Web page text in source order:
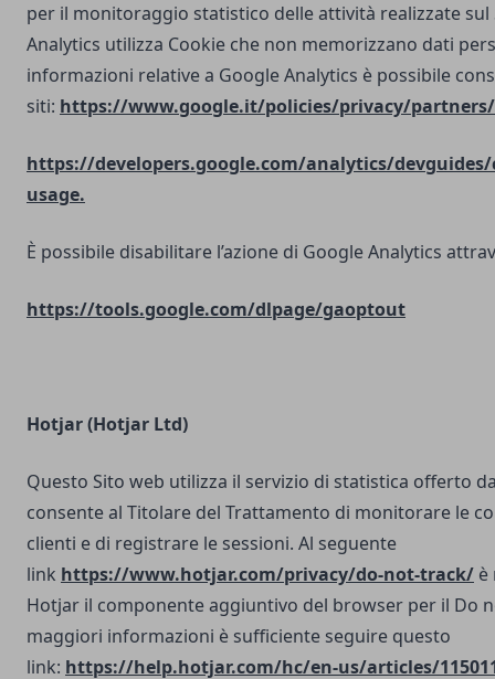
per il monitoraggio statistico delle attività realizzate sul
Analytics utilizza Cookie che non memorizzano dati
informazioni relative a Google Analytics è possibile
siti: https://www.google.it/policies/privacy/partners/
https://developers.google.com/analytics/
usage.
È possibile disabilitare l’azione di Google Analytics
https://tools.google.com/dlpage/gaoptout
Hotjar (Hotjar Ltd)
Questo Sito web utilizza il servizio di statistica offerto
consente al Titolare del Trattamento di monitorare le
clienti e di registrare le sessioni. Al seguente
link https://www.hotjar.com/privacy/do-not-track/ è
Hotjar il componente aggiuntivo del browser per il Do
maggiori informazioni è sufficiente seguire questo
link: https://help.hotjar.com/hc/en-us/articles/